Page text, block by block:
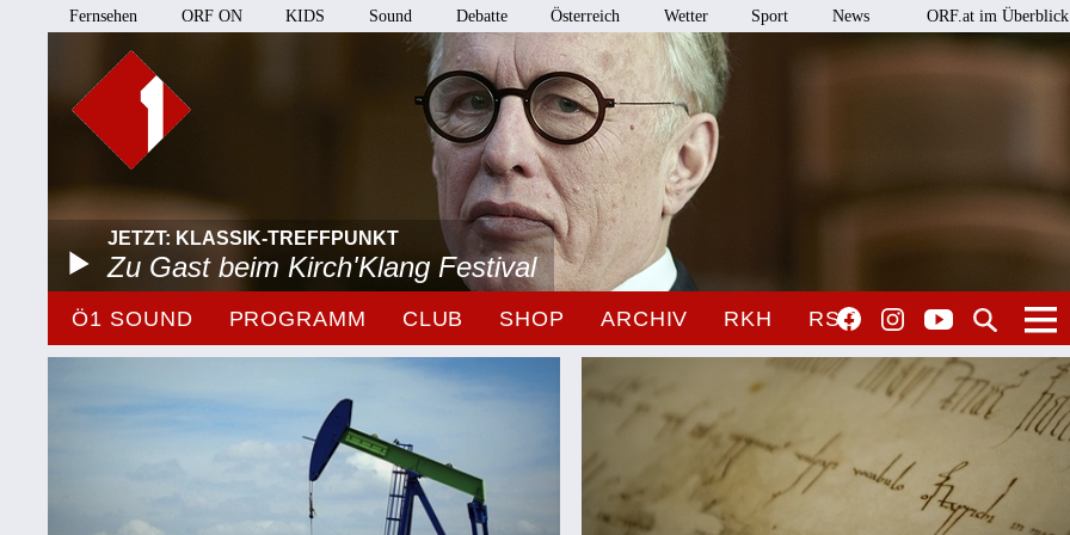
Fernsehen ORF ON KIDS Sound Debatte Österreich Wetter Sport News ORF.at im Überblick
JETZT: KLASSIK-TREFFPUNKT
Zu Gast beim Kirch'Klang Festival
Ö1 SOUND PROGRAMM CLUB SHOP ARCHIV RKH RSO